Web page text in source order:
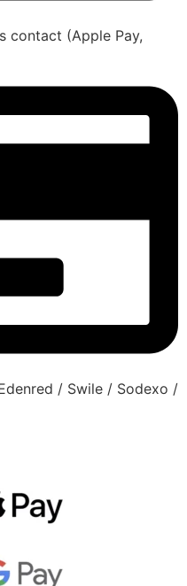
contact (Apple Pay,
/ Swile / Sodexo /